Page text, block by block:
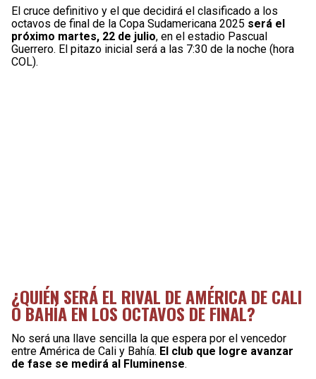
El cruce definitivo y el que decidirá el clasificado a los
octavos de final de la Copa Sudamericana 2025 será el
próximo martes, 22 de julio, en el estadio Pascual
Guerrero. El pitazo inicial será a las 7:30 de la noche (hora
COL).
¿QUIÉN SERÁ EL RIVAL DE AMÉRICA DE CALI
O BAHÍA EN LOS OCTAVOS DE FINAL?
No será una llave sencilla la que espera por el vencedor
entre América de Cali y Bahía. El club que logre avanzar
de fase se medirá al Fluminense.